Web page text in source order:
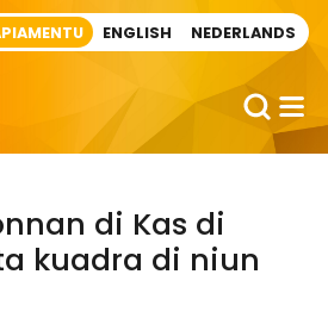
ENGLISH NEDERLANDS
di Kas di
kuadra di niun